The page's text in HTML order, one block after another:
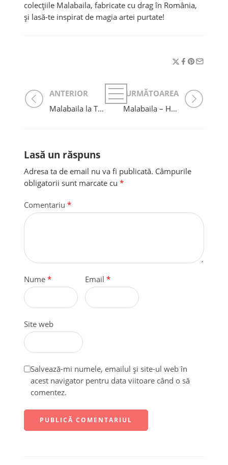
colecțiile Malabaila, fabricate cu drag în România,
și lasă-te inspirat de magia artei purtate!
ANTERIOR
Malabaila la Târgul de Crăciun București 2024: Haine Pictate și Spiritul Sărbătorilor
URMĂTOAREA
Malabaila – Haine pictate manual care spun o poveste
Lasă un răspuns
Adresa ta de email nu va fi publicată. Câmpurile
obligatorii sunt marcate cu*
Comentariu*
Nume* Email*
Site web
Salvează-mi numele, emailul și site-ul web în
acest navigator pentru data viitoare când o să
comentez.